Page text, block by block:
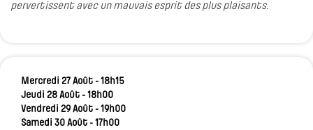
pervertissent avec un mauvais esprit des plus plaisants.
Mercredi 27 Août - 18h15
Jeudi 28 Août - 18h00
Vendredi 29 Août - 19h00
Samedi 30 Août - 17h00